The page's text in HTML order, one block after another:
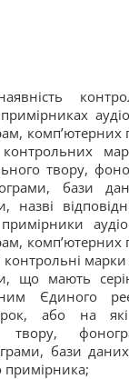
комп’ютерних
твору,
бази
назві
комп’ютерних
контрольні
що мають
Єдиного
або на
твору,
бази
примірника;